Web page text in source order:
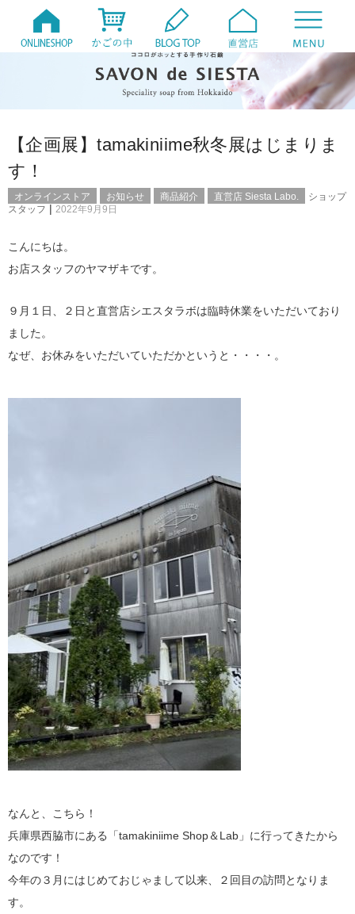
【企画展】tamakiniime秋冬展はじまりま
す！
オンラインストア お知らせ 商品紹介 直営店 Siesta Labo.
ショップ
スタッフ | 2022年9月9日
こんにちは。
お店スタッフのヤマザキです。
９月１日、２日と直営店シエスタラボは臨時休業をいただいており
ました。
なぜ、お休みをいただいていただかというと・・・・。
なんと、こちら！
兵庫県西脇市にある「tamakiniime Shop＆Lab」に行ってきたから
なのです！
今年の３月にはじめておじゃまして以来、２回目の訪問となりま
す。